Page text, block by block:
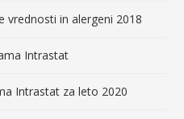
vrednosti in alergeni 2018
Intrastat
Intrastat za leto 2020